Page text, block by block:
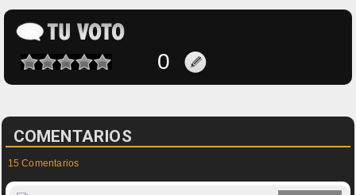
COMENTARIOS
15 Comentarios